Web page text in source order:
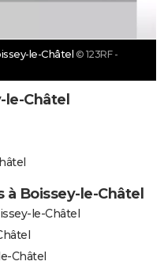
le-Châtel © 123RF -
le-Châtel
Boissey-le-Châtel
le-Châtel
Châtel